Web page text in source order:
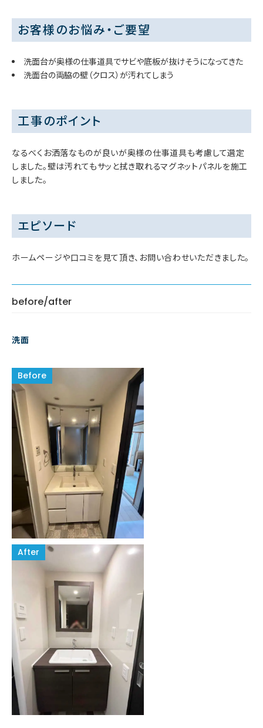
お客様のお悩み・ご要望
洗面台が奥様の仕事道具でサビや底板が抜けそうになってきた
洗面台の両脇の壁（クロス）が汚れてしまう
工事のポイント
なるべくお洒落なものが良いが奥様の仕事道具も考慮して選定
しました。壁は汚れてもサッと拭き取れるマグネットパネルを施工
しました。
エピソード
ホームページや口コミを見て頂き、お問い合わせいただきました。
before/after
洗面